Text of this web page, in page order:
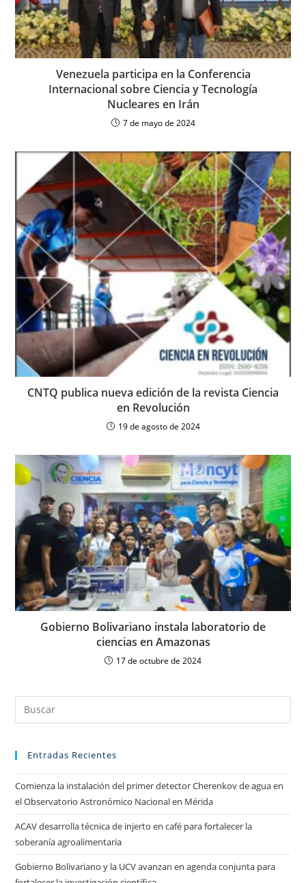
Venezuela participa en la Conferencia
Internacional sobre Ciencia y Tecnología
Nucleares en Irán
7 de mayo de 2024
CNTQ publica nueva edición de la revista Ciencia
en Revolución
19 de agosto de 2024
Gobierno Bolivariano instala laboratorio de
ciencias en Amazonas
17 de octubre de 2024
Entradas Recientes
Comienza la instalación del primer detector Cherenkov de agua en
el Observatorio Astronómico Nacional en Mérida
ACAV desarrolla técnica de injerto en café para fortalecer la
soberanía agroalimentaria
Gobierno Bolivariano y la UCV avanzan en agenda conjunta para